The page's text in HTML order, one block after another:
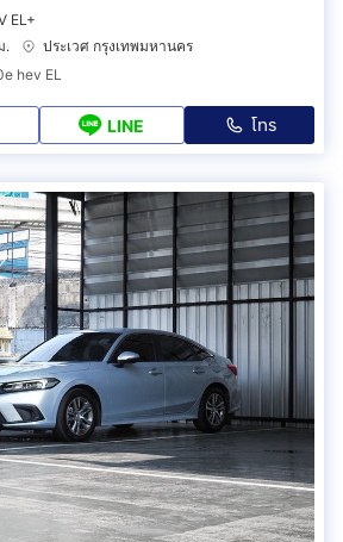
EL+
.
ประเวศ กรุงเทพมหานคร
hev EL
LINE โทร